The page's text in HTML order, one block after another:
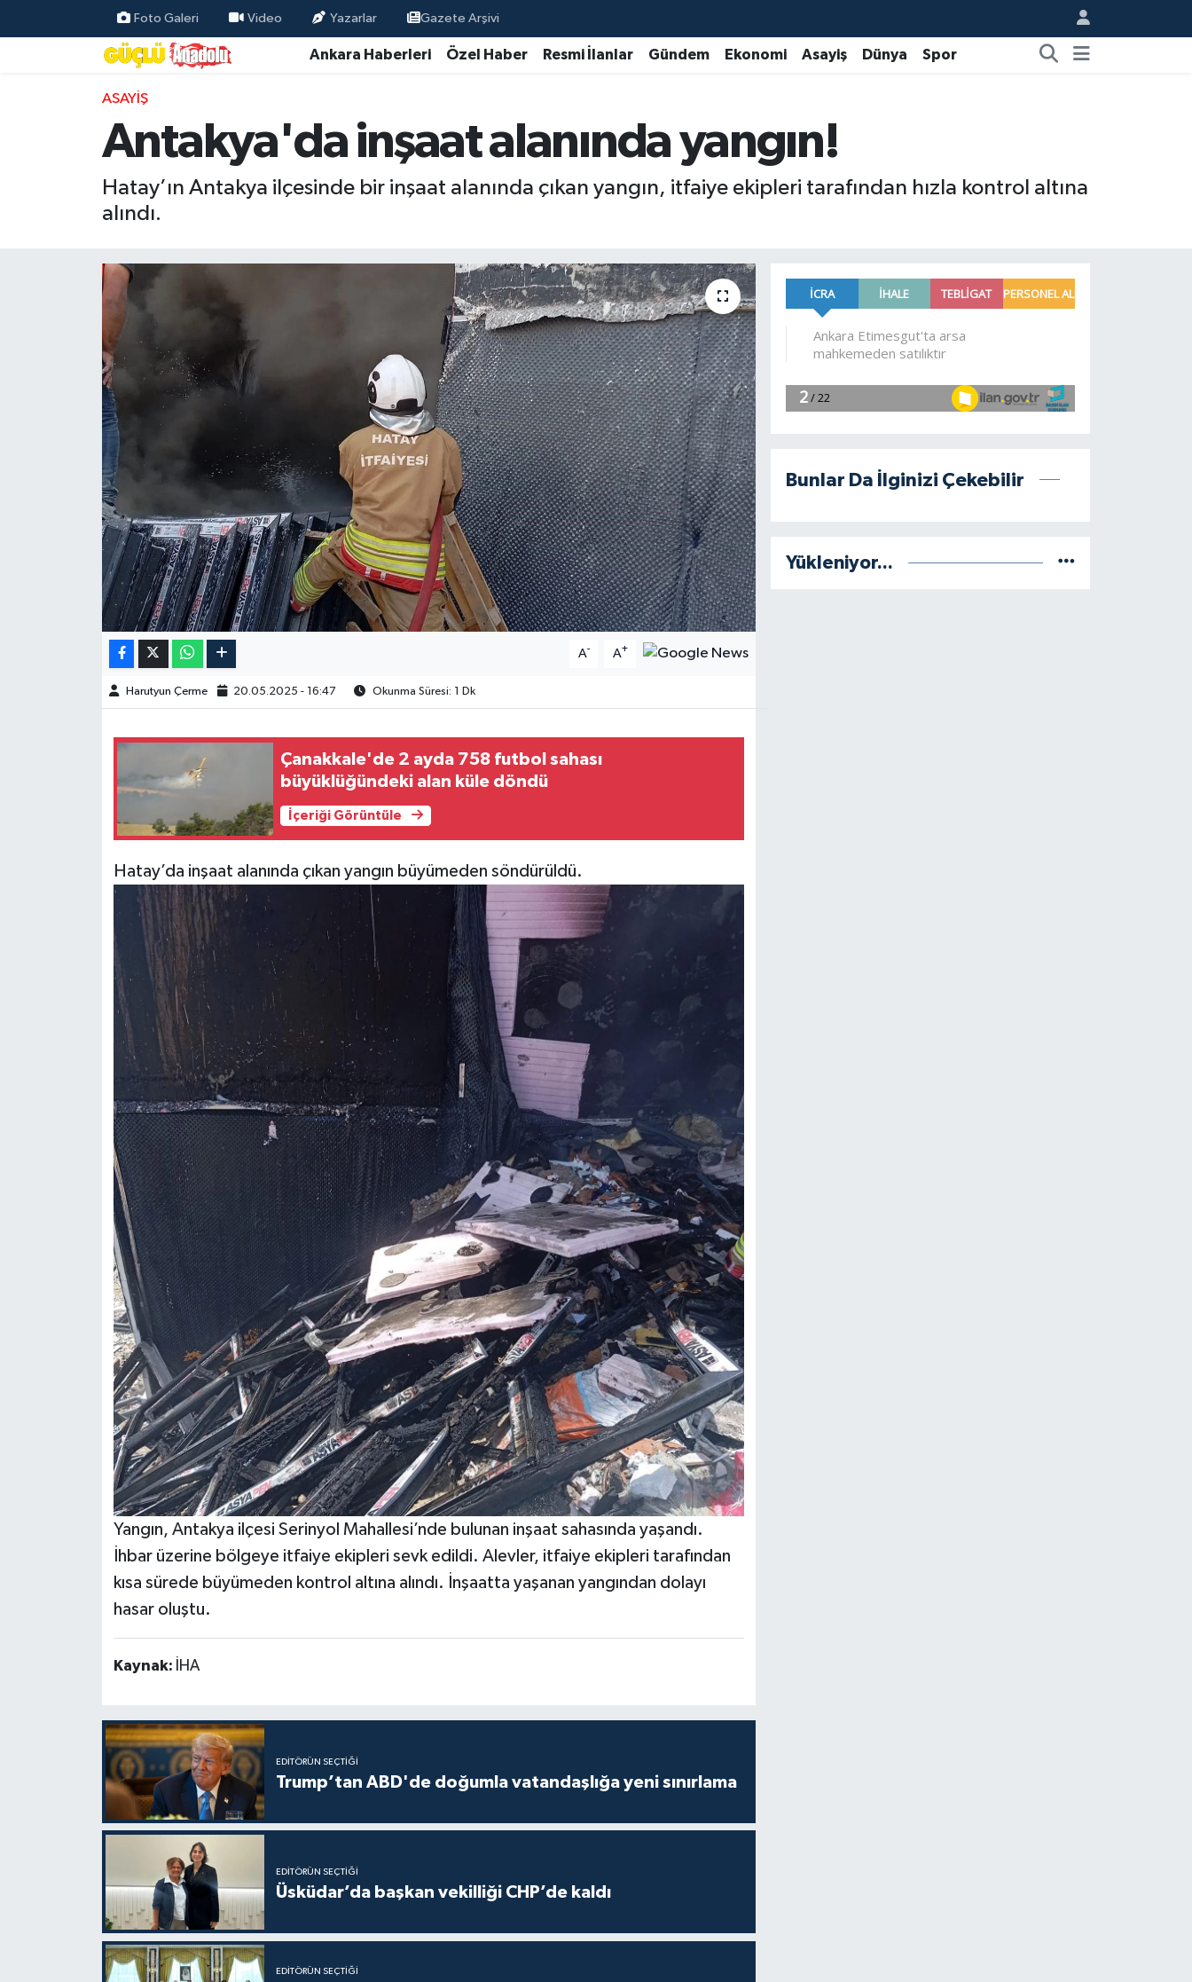
Foto Galeri Video Yazarlar Gazete Arşivi
Ankara Haberleri Özel Haber Resmi İlanlar Gündem Ekonomi Asayiş Dünya Spor
ASAYIŞ
Antakya'da inşaat alanında yangın!
Hatay’ın Antakya ilçesinde bir inşaat alanında çıkan yangın, itfaiye ekipleri tarafından hızla kontrol altına
alındı.
A- A+
Harutyun Çerme 20.05.2025 - 16:47 Okunma Süresi: 1 Dk
Çanakkale'de 2 ayda 758 futbol sahası
büyüklüğündeki alan küle döndü
İçeriği Görüntüle
Hatay’da inşaat alanında çıkan yangın büyümeden söndürüldü.
Yangın, Antakya ilçesi Serinyol Mahallesi’nde bulunan inşaat sahasında yaşandı.
İhbar üzerine bölgeye itfaiye ekipleri sevk edildi. Alevler, itfaiye ekipleri tarafından
kısa sürede büyümeden kontrol altına alındı. İnşaatta yaşanan yangından dolayı
hasar oluştu.
Kaynak: İHA
EDITÖRÜN SEÇTIĞI
Trump’tan ABD'de doğumla vatandaşlığa yeni sınırlama
EDITÖRÜN SEÇTIĞI
Üsküdar’da başkan vekilliği CHP’de kaldı
EDITÖRÜN SEÇTIĞI
Bunlar Da İlginizi Çekebilir
Yükleniyor...
Özel Haber
Resmi İlanlar
Magazin
Burç Yorumları
Hava Durumu
Kim kimdir?
Kültür Sanat
Teknoloji
Televizyon
Yaşam-Çevre